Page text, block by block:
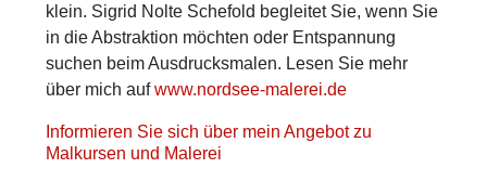
klein. Sigrid Nolte Schefold begleitet Sie, wenn Sie
in die Abstraktion möchten oder Entspannung
suchen beim Ausdrucksmalen. Lesen Sie mehr
über mich aufwww.nordsee-malerei.de
Informieren Sie sich über mein Angebot zu
Malkursen und Malerei